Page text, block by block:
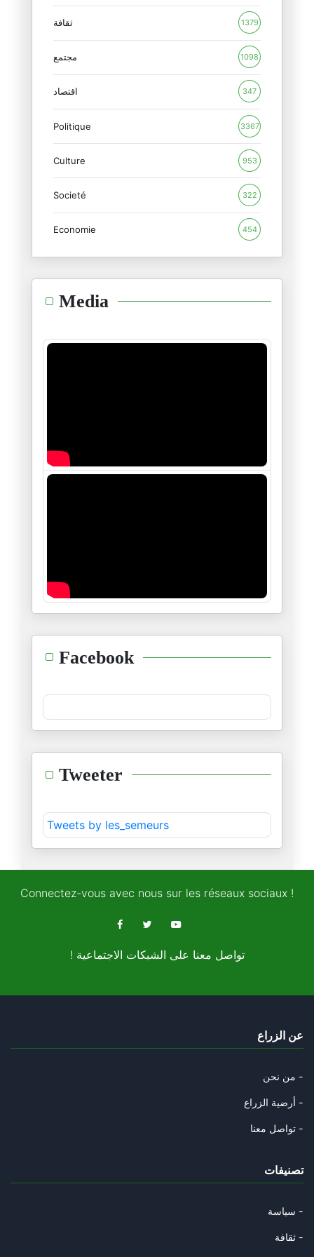
وصايا الي الاجيال القادمة
دماء و مُخاط فايسبوكي
19/11/2024
اعاد التاريخ نفسه
04/11/2024
هل تريد ان تأكل مع الانقلاب وت
01/11/2024
الامريكان يفضحون الاعاريب
16/10/2024
الطوفان والعار
02/05/2024
مسرحية…موش مسرحية
06/04/2024
02/04/2024
19/03/2024
14/03/2024
ثقافة 1379
مجتمع 1098
اقتصاد 347
Politique 3367
Culture 953
Societé 322
Economie 454
Media
Facebook
Tweeter
Tweets by les_semeurs
Connectez-vous avec nous sur les réseaux sociaux !
! تواصل معنا على الشبكات الاجتماعية
عن الزراع
من نحن -
أرضية الزراع -
تواصل معنا -
تصنيفات
سياسة -
ثقافة -